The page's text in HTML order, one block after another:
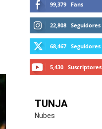
99,379 Fans
22,808 Seguidores
68,467 Seguidores
5,430 Suscriptores
TUNJA
Nubes